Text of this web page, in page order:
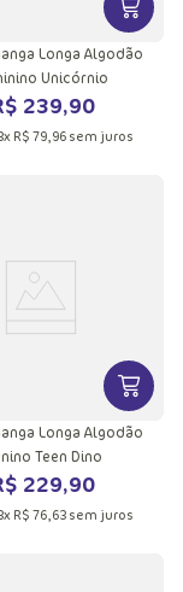
DOVER
Longa Algodão
Unicórnio
239,90
x R$ 79, 96sem juros
DOVER
Longa Algodão
Teen Dino
229,90
x R$ 76, 63sem juros